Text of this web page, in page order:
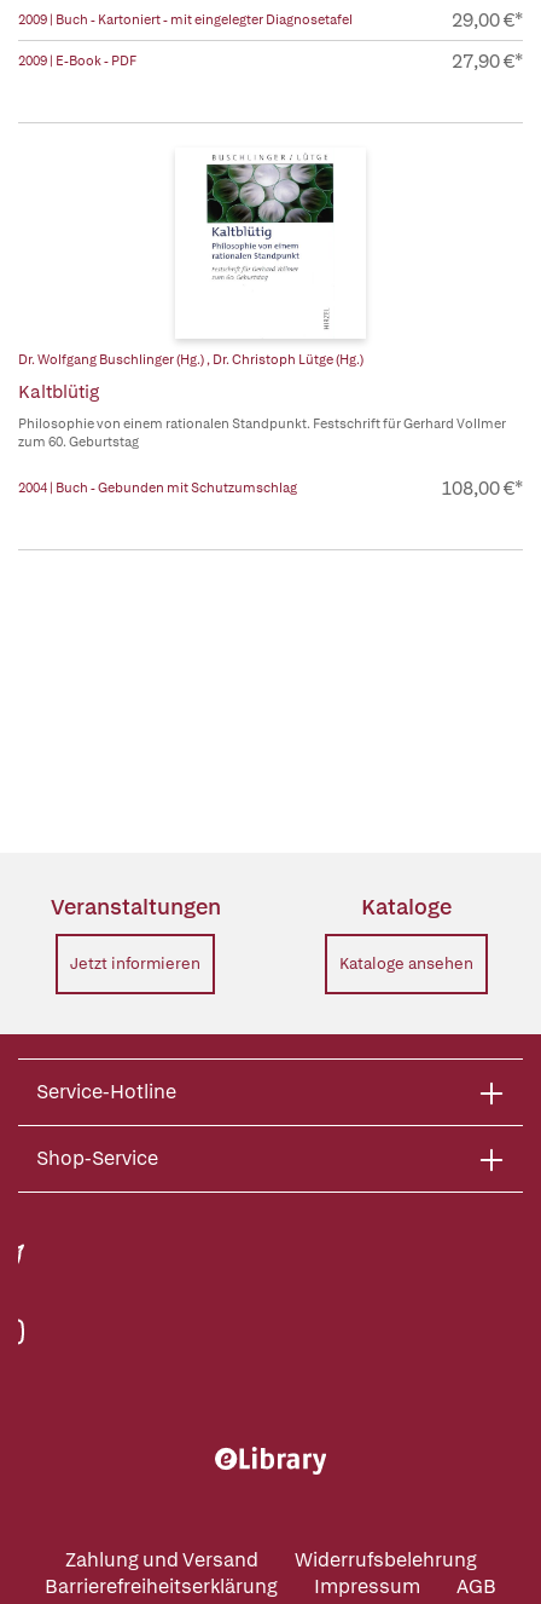
2009 | Buch - Kartoniert - mit eingelegter Diagnosetafel 29,00 €*
2009 | E-Book - PDF 27,90 €*
Dr. Wolfgang Buschlinger (Hg.) , Dr. Christoph Lütge (Hg.)
Kaltblütig
Philosophie von einem rationalen Standpunkt. Festschrift für Gerhard Vollmer
zum 60. Geburtstag
2004 | Buch - Gebunden mit Schutzumschlag 108,00 €*
Veranstaltungen
Jetzt informieren
Kataloge
Kataloge ansehen
Service-Hotline
Shop-Service
Zahlung und Versand
Widerrufsbelehrung
Barrierefreiheitserklärung
Impressum
AGB